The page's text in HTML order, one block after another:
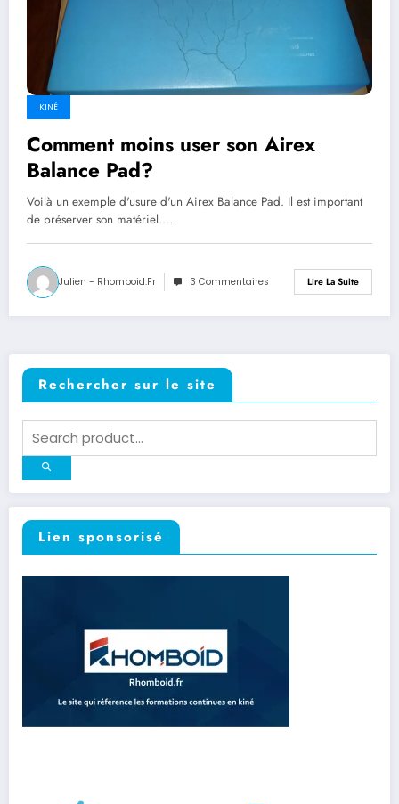
KINÉ
Comment moins user son Airex
Balance Pad?
Voilà un exemple d'usure d'un Airex Balance Pad. Il est important
de préserver son matériel.…
Julien - Rhomboid.fr 3 Commentaires Lire La Suite
Rechercher sur le site
Lien sponsorisé